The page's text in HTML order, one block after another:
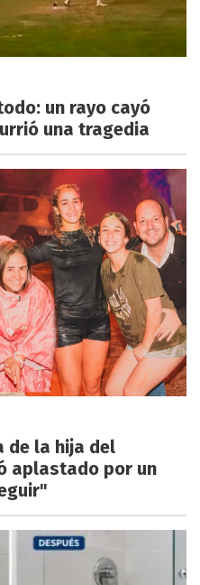
un rayo cayó
una tragedia
de la hija del
aplastado por un